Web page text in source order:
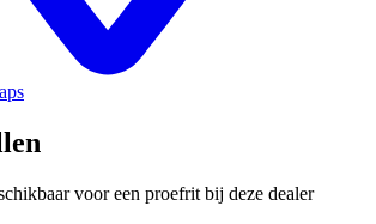
voor een proefrit bij deze dealer